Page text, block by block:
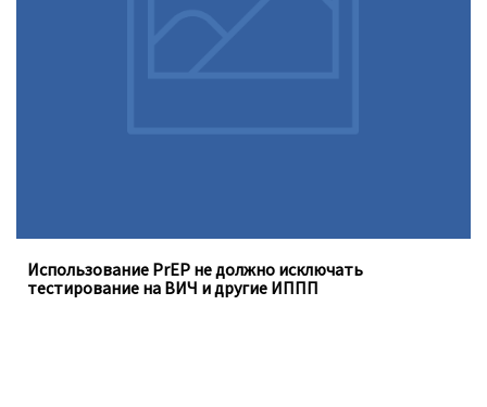
Использование PrEP не должно исключать
тестирование на ВИЧ и другие ИППП